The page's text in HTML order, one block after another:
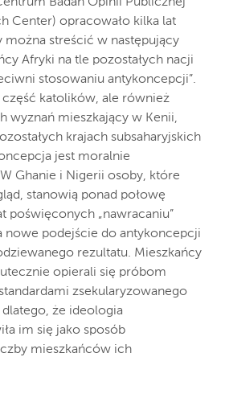
Center) opracowało kilka lat
streścić w następujący
Afryki na tle pozostałych nacji
stosowaniu antykoncepcji”.
część katolików, ale również
wyznań mieszkający w Kenii,
krajach subsaharyjskich
jest moralnie
Ghanie i Nigerii osoby, które
stanowią ponad połowę
poświęconych „nawracaniu”
nowe podejście do antykoncepcji
rezultatu. Mieszkańcy
opierali się próbom
zsekularyzowanego
że ideologia
im się jako sposób
mieszkańców ich